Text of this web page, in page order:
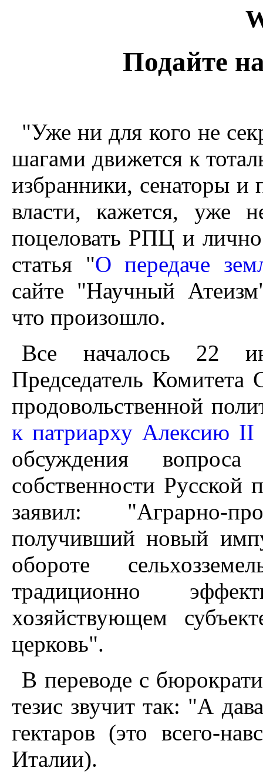
Подайте
"Уже ни для кого не
шагами движется к
избранники, сенаторы и
власти, кажется, уже
поцеловать РПЦ и
статья "О передаче
сайте "Научный
что произошло.
Все началось 22
Председатель Комитета
продовольственной
к патриарху Алексию II
обсуждения вопроса
собственности Русской
заявил: "Аграрно-
получивший новый
обороте
традиционно
хозяйствующем
церковь".
В переводе с
тезис звучит так: "А
гектаров (это всего-
Италии).